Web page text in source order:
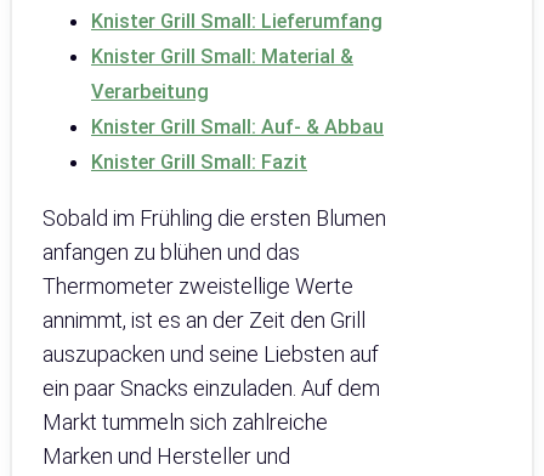
Knister Grill Small: Lieferumfang
Knister Grill Small: Material &
Verarbeitung
Knister Grill Small: Auf- & Abbau
Knister Grill Small: Fazit
Sobald im Frühling die ersten Blumen
anfangen zu blühen und das
Thermometer zweistellige Werte
annimmt, ist es an der Zeit den Grill
auszupacken und seine Liebsten auf
ein paar Snacks einzuladen. Auf dem
Markt tummeln sich zahlreiche
Marken und Hersteller und